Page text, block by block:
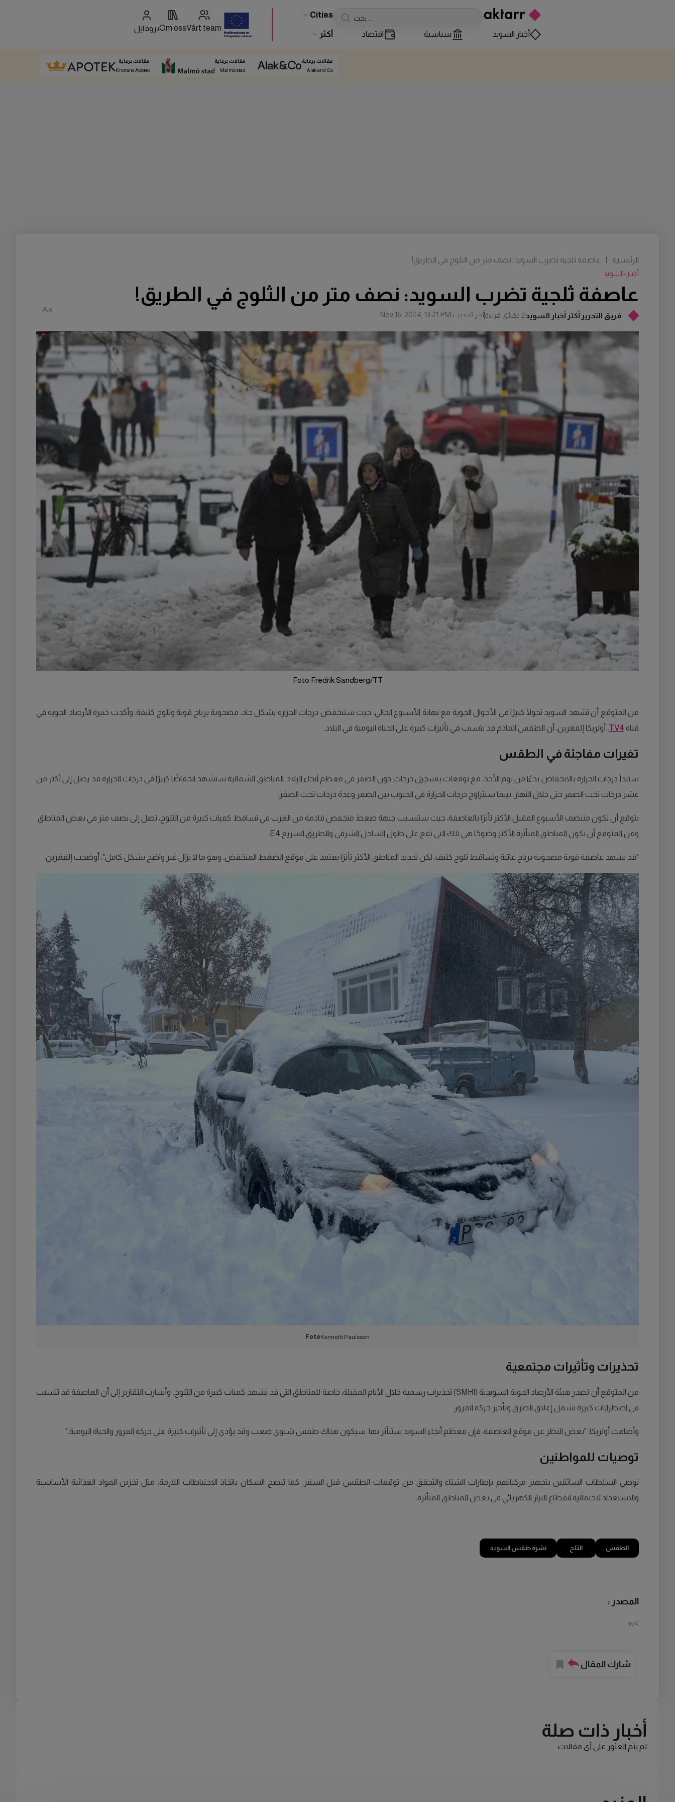
Cities
أخبار السويد سياسية اقتصاد أكثر
Vårt team
Om ossبروفايل
مقالات برعاية
Alak and Co
مقالات برعاية
Malmö stad
مقالات برعاية
Kronans Apotek
فريق التحرير أكتر أخبار السويد2 دقائق قراءة أخر تحديث Nov 16, 2024, 13:21 PM
عاصفة ثلجية تضرب السويد: نصف متر من الثلوج في الطريق!
أخبار-السويد
الرئيسية عاصفة ثلجية تضرب السويد: نصف متر من الثلوج في الطريق!
Foto Fredrik Sandberg/TT
من المتوقع أن تشهد السويد تحولًا كبيرًا في الأحوال الجوية مع نهاية الأسبوع الحالي، حيث ستنخفض درجات الحرارة بشكل حاد، مصحوبة برياح قوية وثلوج كثيفة. وأكدت خبيرة الأرصاد الجوية في
قناة TV4، أولريكا إلفغرين، أن الطقس القادم قد يتسبب في تأثيرات كبيرة على الحياة اليومية في البلاد.
تغيرات مفاجئة في الطقس
ستبدأ درجات الحرارة بالانخفاض بدءًا من يوم الأحد، مع توقعات بتسجيل درجات دون الصفر في معظم أنحاء البلاد. المناطق الشمالية ستشهد انخفاضًا كبيرًا في درجات الحرارة قد يصل إلى أكثر من
عشر درجات تحت الصفر حتى خلال النهار. بينما ستتراوح درجات الحرارة في الجنوب بين الصفر وعدة درجات تحت الصفر.
يتوقع أن تكون منتصف الأسبوع المقبل الأكثر تأثرًا بالعاصفة، حيث ستتسبب جبهة ضغط منخفض قادمة من الغرب في تساقط كميات كبيرة من الثلوج، تصل إلى نصف متر في بعض المناطق.
ومن المتوقع أن تكون المناطق المتأثرة الأكثر وضوحًا هي تلك التي تقع على طول الساحل الشرقي والطريق السريع E4.
"قد نشهد عاصفة قوية مصحوبة برياح عاتية وتساقط ثلوج كثيف، لكن تحديد المناطق الأكثر تأثرًا يعتمد على موقع الضغط المنخفض، وهو ما لا يزال غير واضح بشكل كامل"، أوضحت إلفغرين.
FotoKenneth Paulsson
تحذيرات وتأثيرات مجتمعية
من المتوقع أن تصدر هيئة الأرصاد الجوية السويدية (SMHI) تحذيرات رسمية خلال الأيام المقبلة، خاصة للمناطق التي قد تشهد كميات كبيرة من الثلوج. وأشارت التقارير إلى أن العاصفة قد تتسبب
في اضطرابات كبيرة تشمل إغلاق الطرق وتأخير حركة المرور.
وأضافت أولريكا: "بغض النظر عن موقع العاصفة، فإن معظم أنحاء السويد ستتأثر بها. سيكون هناك طقس شتوي صعب وقد يؤدي إلى تأثيرات كبيرة على حركة المرور والحياة اليومية."
توصيات للمواطنين
توصي السلطات السائقين بتجهيز مركباتهم بإطارات الشتاء والتحقق من توقعات الطقس قبل السفر. كما يُنصح السكان باتخاذ الاحتياطات اللازمة، مثل تخزين المواد الغذائية الأساسية
والاستعداد لاحتمالية انقطاع التيار الكهربائي في بعض المناطق المتأثرة.
الطقس الثلج نشرة طقس السويد
المصدر :
tv4
شارك المقال
أخبار ذات صلة
لم يتم العثور على أي مقالات